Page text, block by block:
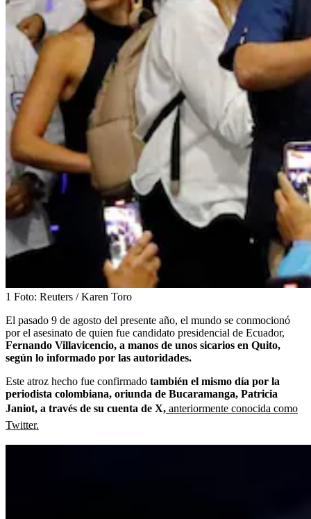
1 Foto: Reuters / Karen Toro
El pasado 9 de agosto del presente año, el mundo se conmocionó
por el asesinato de quien fue candidato presidencial de Ecuador,
Fernando Villavicencio, a manos de unos sicarios en Quito,
según lo informado por las autoridades.
Este atroz hecho fue confirmado también el mismo día por la
periodista colombiana, oriunda de Bucaramanga, Patricia
Janiot, a través de su cuenta de X, anteriormente conocida como
Twitter.